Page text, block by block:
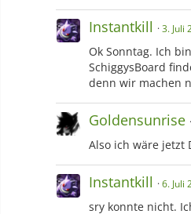
Instantkill 3. Juli
Ok Sonntag. Ich
SchiggysBoard
denn wir machen
Goldensunrise
Also ich wäre jetzt
Instantkill 6. Juli
sry konnte nicht.